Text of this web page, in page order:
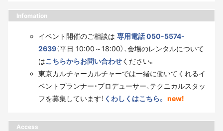
Infomation
イベント開催のご相談は 専用電話 050-5574-
2639（平日 10:00～18:00）、会場のレンタルについて
はこちらからお問い合わせください。
東京カルチャーカルチャーでは一緒に働いてくれるイ
ベントプランナー・プロデューサー、テクニカルスタッ
フを募集しています！ くわしくはこちら。 new!
Access